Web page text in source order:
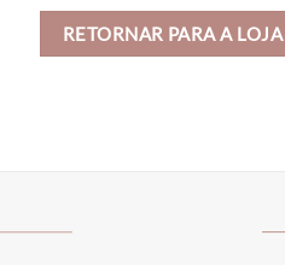
RETORNAR PARA A LOJA